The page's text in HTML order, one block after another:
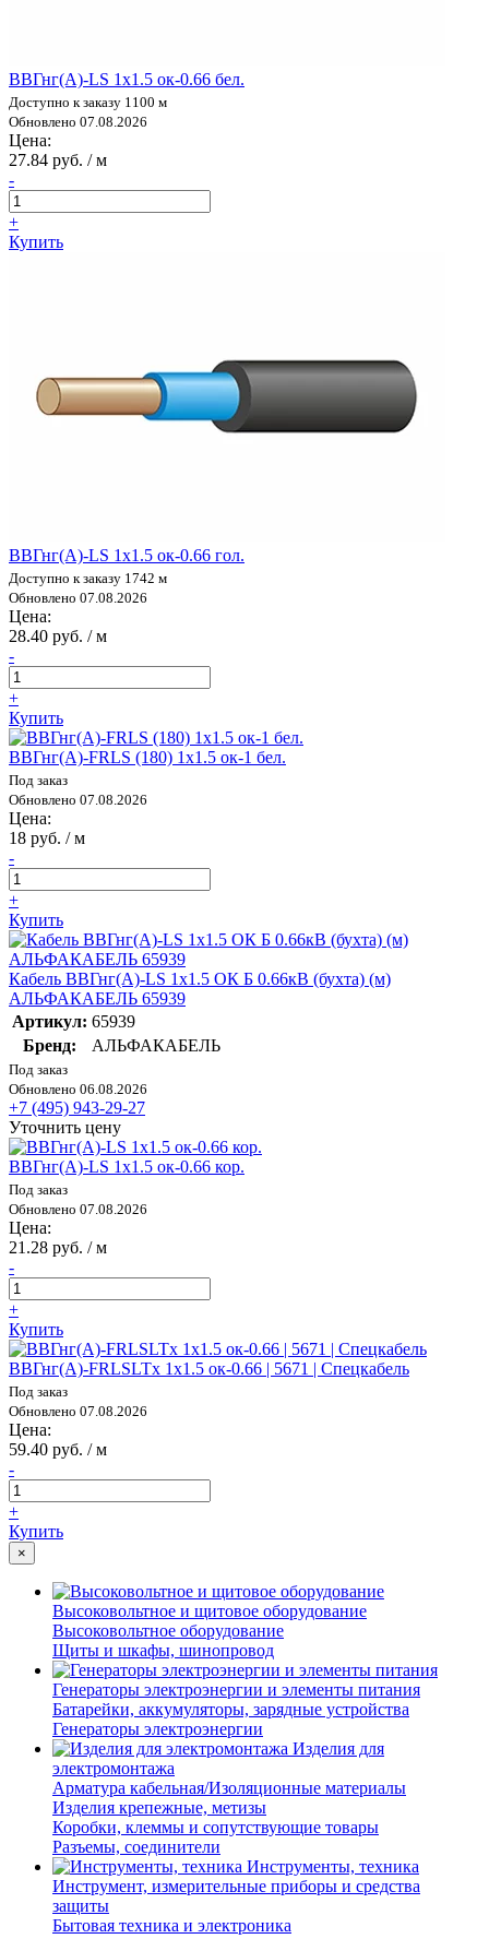
ВВГнг(А)-LS 1х1.5 ок-0.66 бел.
Доступно к заказу 1100 м
Обновлено 07.08.2026
Цена:
27.84 руб. / м
-
+
Купить
ВВГнг(А)-LS 1х1.5 ок-0.66 гол.
Доступно к заказу 1742 м
Обновлено 07.08.2026
Цена:
28.40 руб. / м
-
+
Купить
ВВГнг(А)-FRLS (180) 1х1.5 ок-1 бел.
Под заказ
Обновлено 07.08.2026
Цена:
18 руб. / м
-
+
Купить
Кабель ВВГнг(А)-LS 1х1.5 ОК Б 0.66кВ (бухта) (м)
АЛЬФАКАБЕЛЬ 65939
Артикул: 65939
Бренд:
АЛЬФАКАБЕЛЬ
Под заказ
Обновлено 06.08.2026
+7 (495) 943-29-27
Уточнить цену
ВВГнг(А)-LS 1х1.5 ок-0.66 кор.
Под заказ
Обновлено 07.08.2026
Цена:
21.28 руб. / м
-
+
Купить
ВВГнг(А)-FRLSLTx 1х1.5 ок-0.66 | 5671 | Спецкабель
Под заказ
Обновлено 07.08.2026
Цена:
59.40 руб. / м
-
+
Купить
×
Высоковольтное и щитовое оборудование
Высоковольтное оборудование
Щиты и шкафы, шинопровод
Генераторы электроэнергии и элементы питания
Батарейки, аккумуляторы, зарядные устройства
Генераторы электроэнергии
Изделия для
электромонтажа
Арматура кабельная/Изоляционные материалы
Изделия крепежные, метизы
Коробки, клеммы и сопутствующие товары
Разъемы, соединители
Инструменты, техника
Инструмент, измерительные приборы и средства
защиты
Бытовая техника и электроника